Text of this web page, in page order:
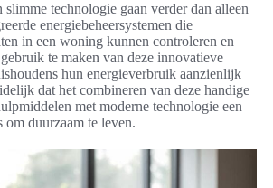
slimme technologie gaan verder dan alleen
energiebeheersystemen die
in een woning kunnen controleren en
te maken van deze innovatieve
hun energieverbruik aanzienlijk
dat het combineren van deze handige
met moderne technologie een
om duurzaam te leven.